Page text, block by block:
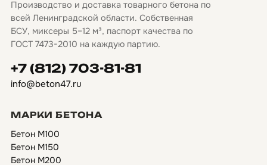
Производство и доставка товарного бетона по
всей Ленинградской области. Собственная
БСУ, миксеры 5–12 м³, паспорт качества по
ГОСТ 7473-2010 на каждую партию.
+7 (812) 703-81-81
info@beton47.ru
МАРКИ БЕТОНА
Бетон М100
Бетон М150
Бетон М200